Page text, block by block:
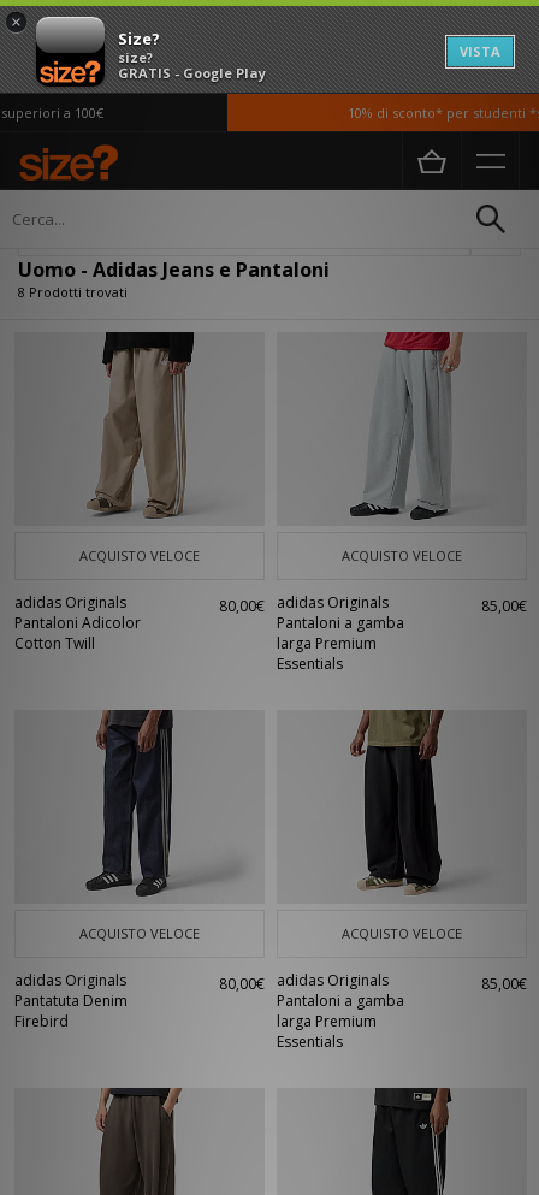
×
Size?
size?
GRATIS - Google Play
VISTA
a 100€ 10% di sconto* per studenti *si
Home Uomo
Uomo - Adidas Jeans e Pantaloni
8 Prodotti trovati
ACQUISTO VELOCE
adidas Originals
Pantaloni Adicolor
Cotton Twill
80,00€
ACQUISTO VELOCE
adidas Originals
Pantaloni a gamba
larga Premium
Essentials
85,00€
ACQUISTO VELOCE
adidas Originals
Pantatuta Denim
Firebird
80,00€
ACQUISTO VELOCE
adidas Originals
Pantaloni a gamba
larga Premium
Essentials
85,00€